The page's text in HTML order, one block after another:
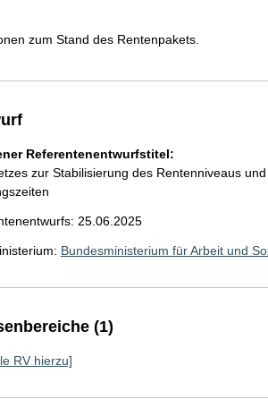
zum Stand des Rentenpakets.
Referentenentwurfstitel:
zur Stabilisierung des Rentenniveaus
25.06.2025
Bundesministerium für Arbeit und
(1)
RV hierzu]